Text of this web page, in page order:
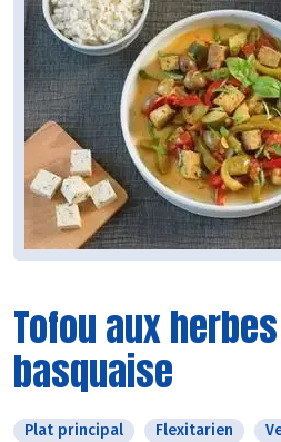
Tofou aux
basquaise
Plat principal Flexitarien